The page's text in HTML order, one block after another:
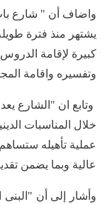
واضاف أن " شارع
يشتهر منذ فترة
كبيرة لإقامة الدروس
وتفسيره واقامة
وتابع ان "الشارع
خلال المناسبات
عملية تأهيله
عالية وبما يضمن
وأشار إلى أن "البنى